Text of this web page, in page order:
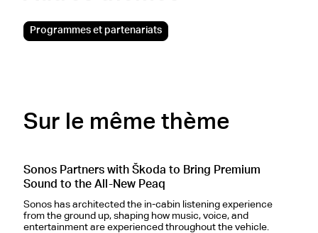
Programmes et partenariats
Sur le même thème
Sonos Partners with Škoda to Bring Premium
Sound to the All-New Peaq
Sonos has architected the in-cabin listening experience
from the ground up, shaping how music, voice, and
entertainment are experienced throughout the vehicle.